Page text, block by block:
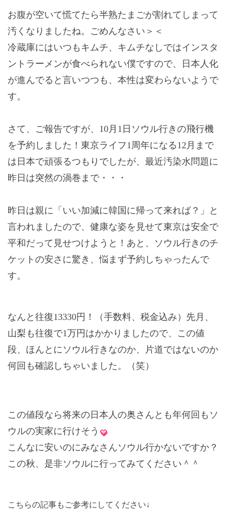
お腹が空いて慌てたら半熟たまごが割れてしまって
汚くなりましたね。ごめんなさい＞＜
冷蔵庫にはいつもキムチ、キムチなしではインスタ
ントラーメンが食べられない僕ですので、日本人化
が進んでると言いつつも、本性は変わらないようで
す。
さて、ご報告ですが、 10 月 1 日ソウル行きの飛行機
を予約しました！東京ライフ1 周年になる12 月まで
は日本で頑張るつもりでしたが、最近汚染水問題に
昨日は突然の渦巻まで・・・
昨日は親に「いい加減に韓国に帰って来れば？」と
言われましたので、健康な姿を見せて東京は安全で
平和だって見せつけようと！あと、ソウル行きのチ
ケットの安さに驚き、悩まず予約しちゃったんで
す。
なんと往復13330円！（手数料、税金込み）先月、
山梨も往復で1万円はかかりましたので、この値
段、ほんとにソウル行きなのか、片道ではないのか
何回も確認しちゃいました。（笑）
この値段なら将来の日本人の奥さんとも年何回もソ
ウルの実家に行けそう
こんなに安いのにみなさんソウル行かないですか？
この秋、是非ソウルに行ってみてください＾＾
こちらの記事もご参考にしてください↓